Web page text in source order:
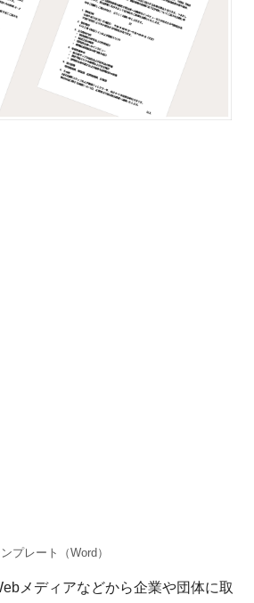
プレート（Word）
メディアなどから企業や団体に取